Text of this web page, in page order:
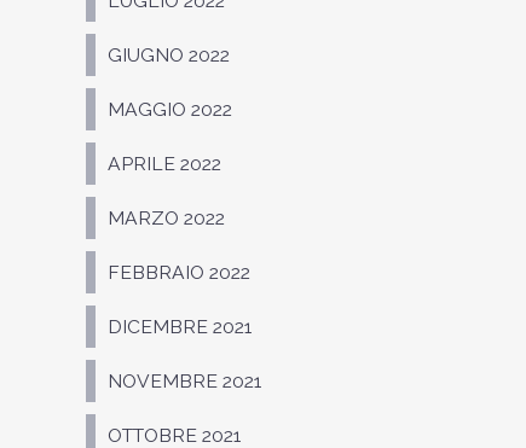
GIUGNO 2022
MAGGIO 2022
APRILE 2022
MARZO 2022
FEBBRAIO 2022
DICEMBRE 2021
NOVEMBRE 2021
OTTOBRE 2021